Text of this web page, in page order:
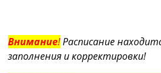
Внимание!Расписание
заполнения и корректировки!